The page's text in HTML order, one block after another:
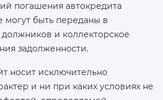
погашения автокредита
быть переданы в
и коллекторское
задолженности.
носит исключительно
и ни при каких условиях не